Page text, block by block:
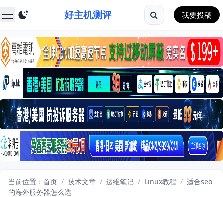
好主机测评 我要投稿
当前位置： 首页 / 技术文章 / 运维笔记 / Linux教程 / 适合seo
的海外服务器怎么选